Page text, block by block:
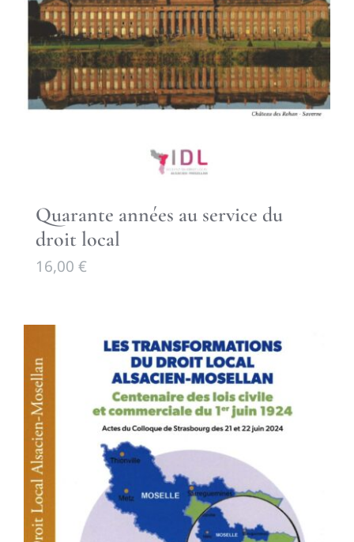
Quarante années au service du
droit local
16,00 €